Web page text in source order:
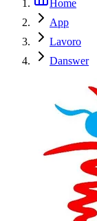
Home
App
Lavoro
Danswer